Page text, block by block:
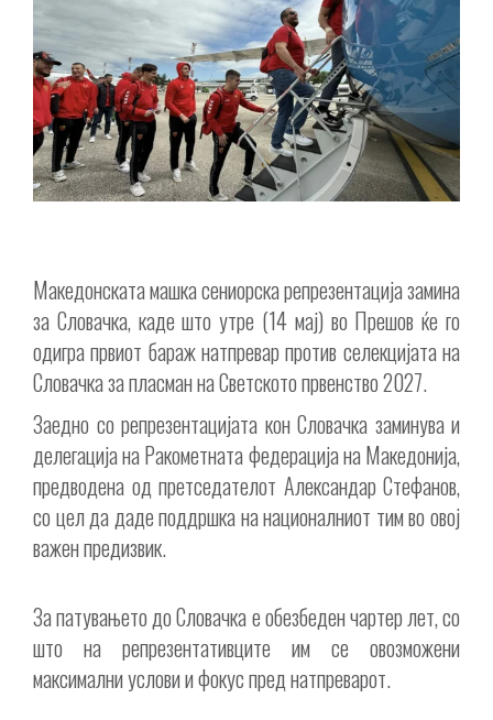
Македонската машка сениорска репрезентација замина
за Словачка, каде што утре (14 мај) во Прешов ќе го
одигра првиот бараж натпревар против селекцијата на
Словачка за пласман на Светското првенство 2027.
Заедно со репрезентацијата кон Словачка заминува и
делегација на Ракометната федерација на Македонија,
предводена од претседателот Александар Стефанов,
со цел да даде поддршка на националниот тим во овој
важен предизвик.
За патувањето до Словачка е обезбеден чартер лет, со
што на репрезентативците им се овозможени
максимални услови и фокус пред натпреварот.